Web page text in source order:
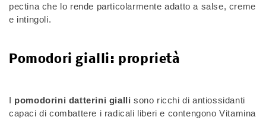
pectina che lo rende particolarmente adatto a salse, creme
e intingoli.
Pomodori gialli: proprietà
I pomodorini datterini gialli sono ricchi di antiossidanti
capaci di combattere i radicali liberi e contengono Vitamina